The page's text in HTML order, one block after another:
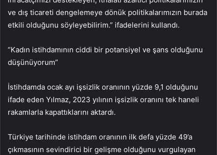
ve dış ticareti dengelemeye dönük politikalarımızın burada
etkili olduğunu söyleyebilirim.” ifadelerini kullandı.
“Kadın istihdamının ciddi bir potansiyel ve şans olduğunu
düşünüyorum”
İstihdamda ocak ayı işsizlik oranının yüzde 9,1 olduğunu
ifade eden Yılmaz, 2023 yılının işsizlik oranını tek haneli
rakamlarla kapattıklarını aktardı.
Türkiye tarihinde istihdam oranının ilk defa yüzde 49’a
çıkmasının sevindirici bir gelişme olduğunu vurgulayan